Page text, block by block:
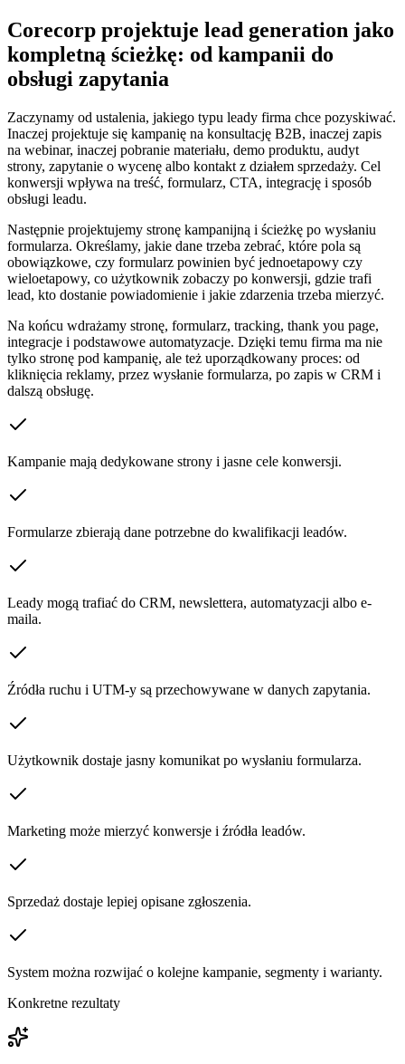
Corecorp projektuje lead generation jako
kompletną ścieżkę: od kampanii do
obsługi zapytania
Zaczynamy od ustalenia, jakiego typu leady firma chce pozyskiwać.
Inaczej projektuje się kampanię na konsultację B2B, inaczej zapis
na webinar, inaczej pobranie materiału, demo produktu, audyt
strony, zapytanie o wycenę albo kontakt z działem sprzedaży. Cel
konwersji wpływa na treść, formularz, CTA, integrację i sposób
obsługi leadu.
Następnie projektujemy stronę kampanijną i ścieżkę po wysłaniu
formularza. Określamy, jakie dane trzeba zebrać, które pola są
obowiązkowe, czy formularz powinien być jednoetapowy czy
wieloetapowy, co użytkownik zobaczy po konwersji, gdzie trafi
lead, kto dostanie powiadomienie i jakie zdarzenia trzeba mierzyć.
Na końcu wdrażamy stronę, formularz, tracking, thank you page,
integracje i podstawowe automatyzacje. Dzięki temu firma ma nie
tylko stronę pod kampanię, ale też uporządkowany proces: od
kliknięcia reklamy, przez wysłanie formularza, po zapis w CRM i
dalszą obsługę.
Kampanie mają dedykowane strony i jasne cele konwersji.
Formularze zbierają dane potrzebne do kwalifikacji leadów.
Leady mogą trafiać do CRM, newslettera, automatyzacji albo e-
maila.
Źródła ruchu i UTM-y są przechowywane w danych zapytania.
Użytkownik dostaje jasny komunikat po wysłaniu formularza.
Marketing może mierzyć konwersje i źródła leadów.
Sprzedaż dostaje lepiej opisane zgłoszenia.
System można rozwijać o kolejne kampanie, segmenty i warianty.
Konkretne rezultaty